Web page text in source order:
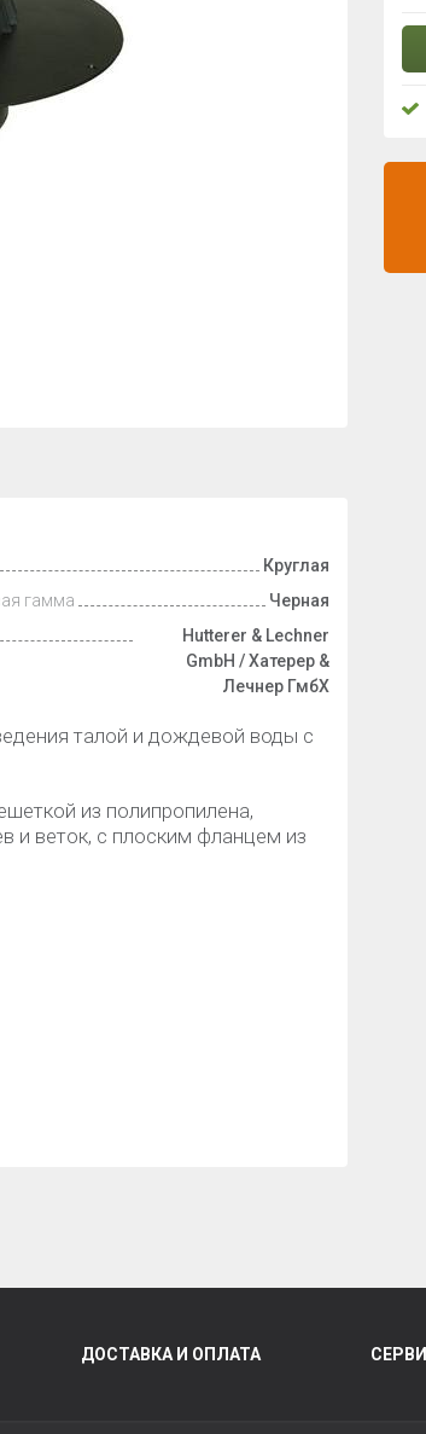
Круглая
гамма
Черная
Hutterer & Lechner
GmbH / Хатерер &
Лечнер ГмбХ
талой и дождевой воды с
из полипропилена,
и веток, с плоским фланцем из
ДОСТАВКА И ОПЛАТА